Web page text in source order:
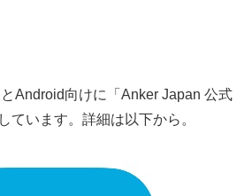
Android向けに「Anker Japan 公式
ています。詳細は以下から。